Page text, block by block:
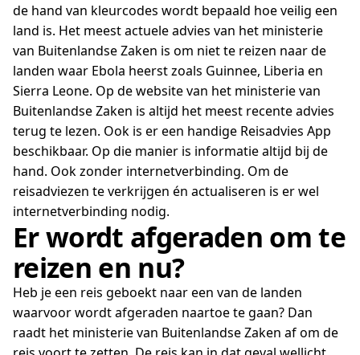
de hand van kleurcodes wordt bepaald hoe veilig een
land is. Het meest actuele advies van het ministerie
van Buitenlandse Zaken is om niet te reizen naar de
landen waar Ebola heerst zoals Guinnee, Liberia en
Sierra Leone. Op de website van het ministerie van
Buitenlandse Zaken is altijd het meest recente advies
terug te lezen. Ook is er een handige Reisadvies App
beschikbaar. Op die manier is informatie altijd bij de
hand. Ook zonder internetverbinding. Om de
reisadviezen te verkrijgen én actualiseren is er wel
internetverbinding nodig.
Er wordt afgeraden om te
reizen en nu?
Heb je een reis geboekt naar een van de landen
waarvoor wordt afgeraden naartoe te gaan? Dan
raadt het ministerie van Buitenlandse Zaken af om de